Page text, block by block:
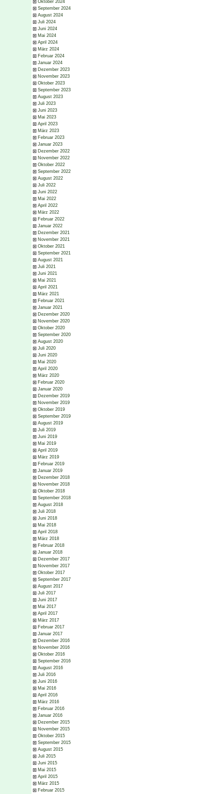
Oktober 2024
September 2024
August 2024
Juli 2024
Juni 2024
Mai 2024
April 2024
März 2024
Februar 2024
Januar 2024
Dezember 2023
November 2023
Oktober 2023
September 2023
August 2023
Juli 2023
Juni 2023
Mai 2023
April 2023
März 2023
Februar 2023
Januar 2023
Dezember 2022
November 2022
Oktober 2022
September 2022
August 2022
Juli 2022
Juni 2022
Mai 2022
April 2022
März 2022
Februar 2022
Januar 2022
Dezember 2021
November 2021
Oktober 2021
September 2021
August 2021
Juli 2021
Juni 2021
Mai 2021
April 2021
März 2021
Februar 2021
Januar 2021
Dezember 2020
November 2020
Oktober 2020
September 2020
August 2020
Juli 2020
Juni 2020
Mai 2020
April 2020
März 2020
Februar 2020
Januar 2020
Dezember 2019
November 2019
Oktober 2019
September 2019
August 2019
Juli 2019
Juni 2019
Mai 2019
April 2019
März 2019
Februar 2019
Januar 2019
Dezember 2018
November 2018
Oktober 2018
September 2018
August 2018
Juli 2018
Juni 2018
Mai 2018
April 2018
März 2018
Februar 2018
Januar 2018
Dezember 2017
November 2017
Oktober 2017
September 2017
August 2017
Juli 2017
Juni 2017
Mai 2017
April 2017
März 2017
Februar 2017
Januar 2017
Dezember 2016
November 2016
Oktober 2016
September 2016
August 2016
Juli 2016
Juni 2016
Mai 2016
April 2016
März 2016
Februar 2016
Januar 2016
Dezember 2015
November 2015
Oktober 2015
September 2015
August 2015
Juli 2015
Juni 2015
Mai 2015
April 2015
März 2015
Februar 2015